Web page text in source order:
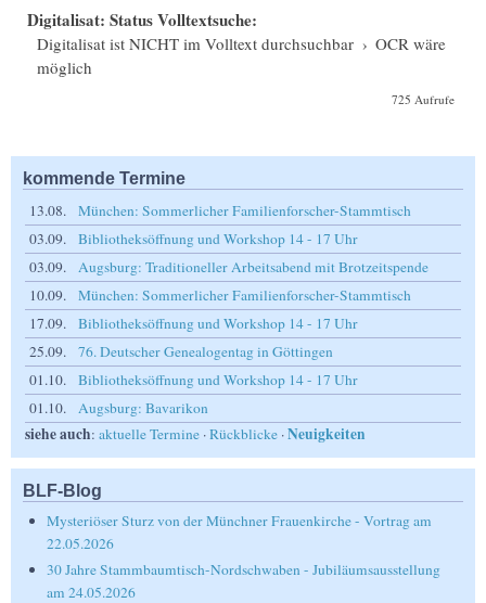
Digitalisat: Status Volltextsuche:
Digitalisat ist NICHT im Volltext durchsuchbar › OCR wäre
möglich
725 Aufrufe
kommende Termine
13.08.
München: Sommerlicher Familienforscher-Stammtisch
03.09.
Bibliotheksöffnung und Workshop 14 - 17 Uhr
03.09.
Augsburg: Traditioneller Arbeitsabend mit Brotzeitspende
10.09.
München: Sommerlicher Familienforscher-Stammtisch
17.09.
Bibliotheksöffnung und Workshop 14 - 17 Uhr
25.09.
76. Deutscher Genealogentag in Göttingen
01.10.
Bibliotheksöffnung und Workshop 14 - 17 Uhr
01.10.
Augsburg: Bavarikon
siehe auch: aktuelle Termine ·Rückblicke ·Neuigkeiten
BLF-Blog
Mysteriöser Sturz von der Münchner Frauenkirche - Vortrag am
22.05.2026
30 Jahre Stammbaumtisch-Nordschwaben - Jubiläumsausstellung
am 24.05.2026